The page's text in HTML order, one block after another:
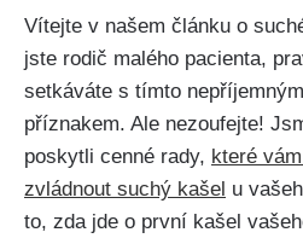
⁣Vítejte ‍v‌ našem článku o
jste rodič malého pacienta,
setkáváte s tímto
příznakem.⁢ Ale nezoufejte!⁢
poskytli cenné rady, které⁢
zvládnout suchý kašel u⁣
to, ⁢zda jde o‍ první ⁢kašel